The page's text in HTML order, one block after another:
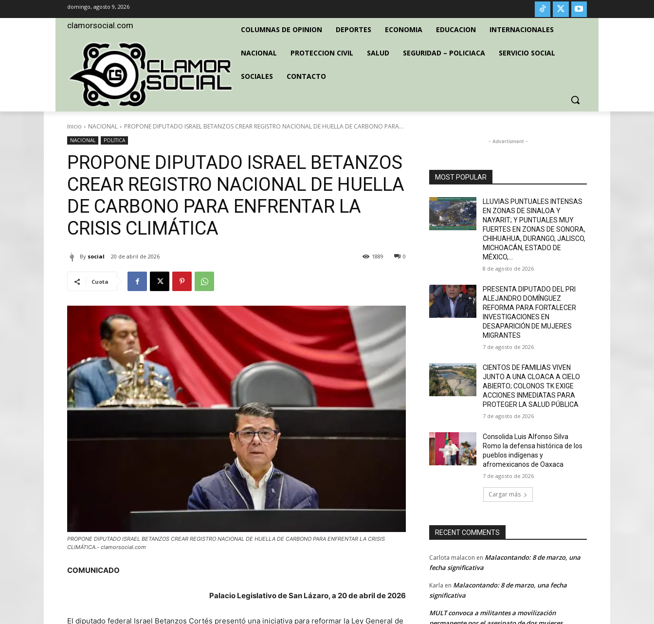
domingo, agosto 9, 2026
clamorsocial.com COLUMNAS DE OPINION DEPORTES ECONOMIA EDUCACION INTERNACIONALES
NACIONAL PROTECCION CIVIL SALUD SEGURIDAD – POLICIACA SERVICIO SOCIAL
SOCIALES CONTACTO
Inicio NACIONAL PROPONE DIPUTADO ISRAEL BETANZOS CREAR REGISTRO NACIONAL DE HUELLA DE CARBONO PARA...
NACIONAL POLITICA
PROPONE DIPUTADO ISRAEL BETANZOS
CREAR REGISTRO NACIONAL DE HUELLA
DE CARBONO PARA ENFRENTAR LA
CRISIS CLIMÁTICA
By social 20 de abril de 2026 0
1889
Cuota
PROPONE DIPUTADO ISRAEL BETANZOS CREAR REGISTRO NACIONAL DE HUELLA DE CARBONO PARA ENFRENTAR LA CRISIS
CLIMÁTICA.- clamorsocial.com
COMUNICADO
Palacio Legislativo de San Lázaro, a 20 de abril de 2026
El diputado federal Israel Betanzos Cortés presentó una iniciativa para reformar la Ley General de
- Advertisment -
MOST POPULAR
LLUVIAS PUNTUALES INTENSAS
EN ZONAS DE SINALOA Y
NAYARIT; Y PUNTUALES MUY
FUERTES EN ZONAS DE SONORA,
CHIHUAHUA, DURANGO, JALISCO,
MICHOACÁN, ESTADO DE
MÉXICO,...
8 de agosto de 2026
PRESENTA DIPUTADO DEL PRI
ALEJANDRO DOMÍNGUEZ
REFORMA PARA FORTALECER
INVESTIGACIONES EN
DESAPARICIÓN DE MUJERES
MIGRANTES
7 de agosto de 2026
CIENTOS DE FAMILIAS VIVEN
JUNTO A UNA CLOACA A CIELO
ABIERTO; COLONOS TK EXIGE
ACCIONES INMEDIATAS PARA
PROTEGER LA SALUD PÚBLICA
7 de agosto de 2026
Consolida Luis Alfonso Silva
Romo la defensa histórica de los
pueblos indígenas y
afromexicanos de Oaxaca
7 de agosto de 2026
Cargar más
RECENT COMMENTS
Carlota malacon en Malacontando: 8 de marzo, una
fecha significativa
Karla en Malacontando: 8 de marzo, una fecha
significativa
MULT convoca a militantes a movilización